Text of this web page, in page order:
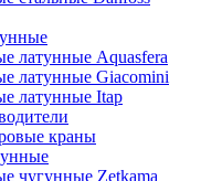
латунные Aquasfera
латунные Giacomini
латунные Itap
краны
чугунные Zetkama